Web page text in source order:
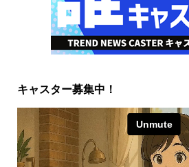
キャスター募集中！